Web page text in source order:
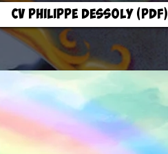
CV Philippe Dessoly (PDF)